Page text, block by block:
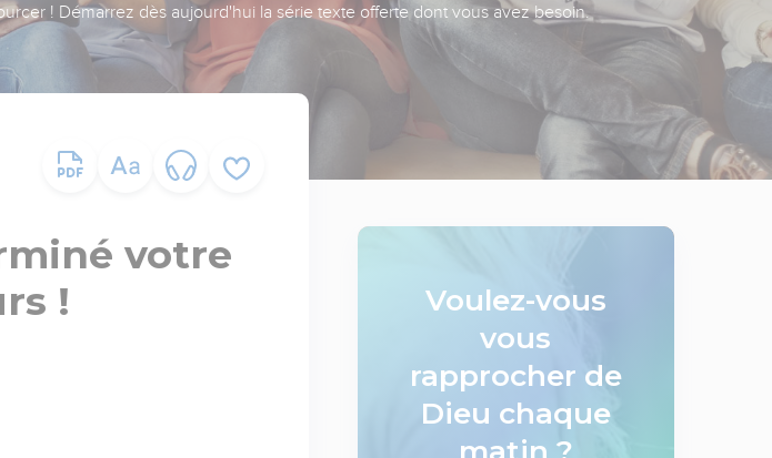
! Démarrez dès aujourd'hui la série texte offerte dont vous avez besoin.
votre
!
Voulez-vous
vous
rapprocher de
Dieu chaque
matin ?